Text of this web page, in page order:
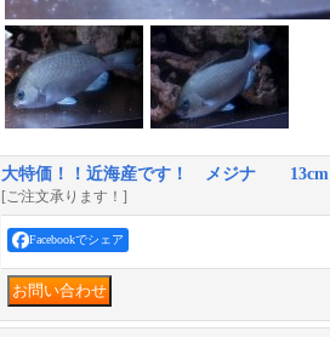
大特価！！近海産です！ メジナ 13cm
[ご注文承ります！]
Facebookでシェア